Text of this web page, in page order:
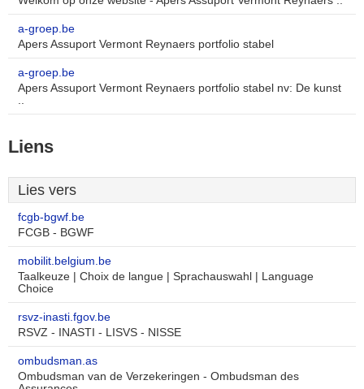
a-groep.be
Apers Assuport Vermont Reynaers portfolio stabel
a-groep.be
Apers Assuport Vermont Reynaers portfolio stabel nv: De kunst
..
Liens
Lies vers
fcgb-bgwf.be
FCGB - BGWF
mobilit.belgium.be
Taalkeuze | Choix de langue | Sprachauswahl | Language
Choice
rsvz-inasti.fgov.be
RSVZ - INASTI - LISVS - NISSE
ombudsman.as
Ombudsman van de Verzekeringen - Ombudsman des